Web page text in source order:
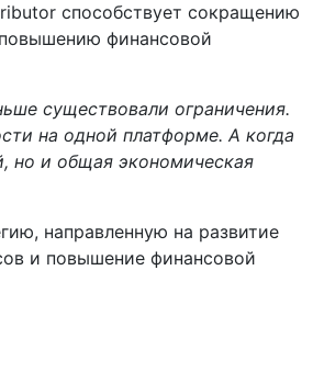
способствует сокращению
финансовой
существовали ограничения.
на одной платформе. А когда
но и общая экономическая
направленную на развитие
и повышение финансовой